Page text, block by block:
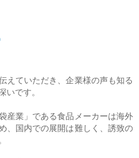
えていただき、企業様の声も知る
いです。
産業」である食品メーカーは海外
、国内での展開は難しく、誘致の